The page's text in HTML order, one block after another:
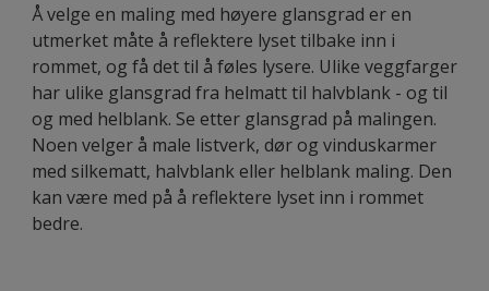
Å velge en maling med høyere glansgrad er en
utmerket måte å reflektere lyset tilbake inn i
rommet, og få det til å føles lysere. Ulike veggfarger
har ulike glansgrad fra helmatt til halvblank - og til
og med helblank. Se etter glansgrad på malingen.
Noen velger å male listverk, dør og vinduskarmer
med silkematt, halvblank eller helblank maling. Den
kan være med på å reflektere lyset inn i rommet
bedre.